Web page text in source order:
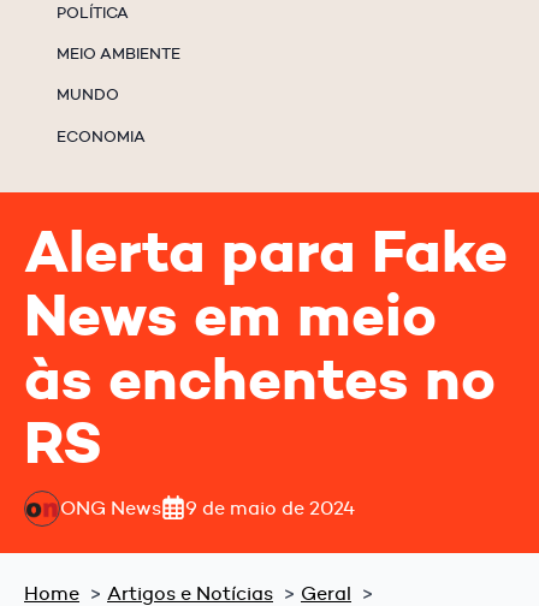
POLÍTICA
MEIO AMBIENTE
MUNDO
ECONOMIA
Alerta para Fake
News em meio
às enchentes no
RS
ONG News 9 de maio de 2024
Home Artigos e Notícias
Geral